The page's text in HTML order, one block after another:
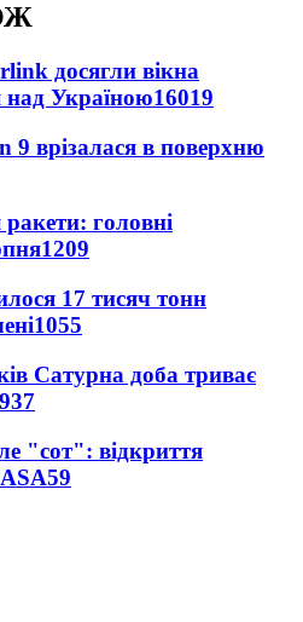
досягли вікна
над Україною16019
9 врізалася в поверхню
головні
1209
17 тисяч тонн
1055
Сатурна доба триває
937
"сот": відкриття
59